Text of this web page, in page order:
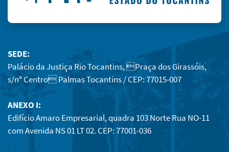
SEDE:
Palácio da Justiça Rio Tocantins, Praça dos Girassóis,
s/nº Centro Palmas Tocantins / CEP: 77015-007
ANEXO I:
Edifício Amaro Empresarial, quadra 103 Norte Rua NO-11
com Avenida NS 01 LT 02. CEP: 77001-036